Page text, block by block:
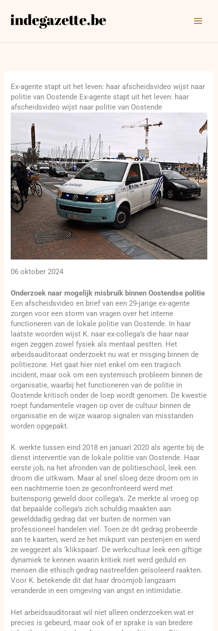
naar
Ex-agente stapt uit het leven: haar afscheidsvideo wijst naar
politie van Oostende Ex-agente stapt uit het leven: haar
afscheidsvideo wijst naar politie van Oostende
06 oktober 2024
Onderzoek naar mogelijk misbruik binnen Oostendse politie
Een afscheidsvideo en brief van een 29-jarige ex-agente
zorgen voor een storm van vragen over het interne
functioneren van de lokale politie van Oostende. In haar
laatste woorden wijst K. naar ex-collega’s die haar naar
eigen zeggen zowel fysiek als mentaal pestten. Het
arbeidsauditoraat onderzoekt nu wat er misging binnen de
politiezone. Het gaat hier niet enkel om een tragisch
incident, maar ook om een systemisch probleem binnen de
organisatie, waarbij het functioneren van de politie in
Oostende kritisch onder de loep wordt genomen. De kwestie
roept fundamentele vragen op over de cultuur binnen de
organisatie en de wijze waarop signalen van misstanden
worden opgepakt.
K. werkte tussen eind 2018 en januari 2020 als agente bij de
dienst interventie van de lokale politie van Oostende. Haar
eerste job, na het afronden van de politieschool, leek een
droom die uitkwam. Maar al snel sloeg deze droom om in
een nachtmerrie toen ze geconfronteerd werd met
buitensporig geweld door collega’s. Ze merkte al vroeg op
dat bepaalde collega’s zich schuldig maakten aan
gewelddadig gedrag dat ver buiten de normen van
professioneel handelen viel. Toen ze dit gedrag probeerde
aan te kaarten, werd ze het mikpunt van pesterijen en werd
ze weggezet als ‘klikspaan’. De werkcultuur leek een giftige
dynamiek te kennen waarin kritiek niet werd geduld en
mensen die ethisch gedrag nastreefden geïsoleerd raakten.
Voor K. betekende dit dat haar droomjob langzaam
veranderde in een omgeving van angst en intimidatie.
Het arbeidsauditoraat wil niet alleen onderzoeken wat er
precies is gebeurd, maar ook of er sprake is van bredere